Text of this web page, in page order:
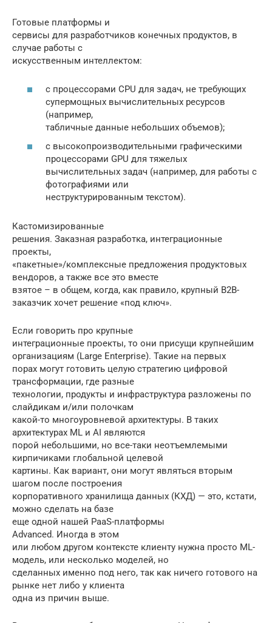
Готовые платформы и
сервисы для разработчиков конечных продуктов, в
случае работы с
искусственным интеллектом:
с процессорами CPU для задач, не требующих
супермощных вычислительных ресурсов
(например,
табличные данные небольших объемов);
с высокопроизводительными графическими
процессорами GPU для тяжелых
вычислительных задач (например, для работы с
фотографиями или
неструктурированным текстом).
Кастомизированные
решения. Заказная разработка, интеграционные
проекты,
«пакетные»/комплексные предложения продуктовых
вендоров, а также все это вместе
взятое – в общем, когда, как правило, крупный B2B-
заказчик хочет решение «под ключ».
Если говорить про крупные
интеграционные проекты, то они присущи крупнейшим
организациям (Large Enterprise). Такие на первых
порах могут готовить целую стратегию цифровой
трансформации, где разные
технологии, продукты и инфраструктура разложены по
слайдикам и/или полочкам
какой-то многоуровневой архитектуры. В таких
архитектурах ML и AI являются
порой небольшими, но все-таки неотъемлемыми
кирпичиками глобальной целевой
картины. Как вариант, они могут являться вторым
шагом после построения
корпоративного хранилища данных (КХД) — это, кстати,
можно сделать на базе
еще одной нашей PaaS-платформы
Advanced. Иногда в этом
или любом другом контексте клиенту нужна просто ML-
модель, или несколько моделей, но
сделанных именно под него, так как ничего готового на
рынке нет либо у клиента
одна из причин выше.